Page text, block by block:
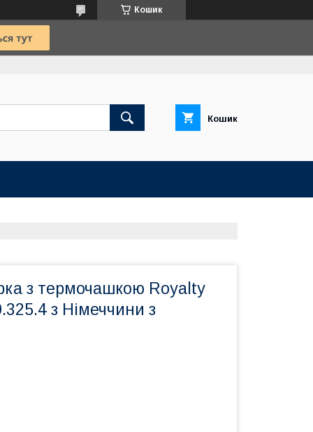
Кошик
Кошик
з термочашкою Royalty
з Німеччини з